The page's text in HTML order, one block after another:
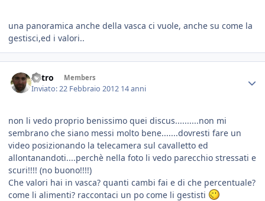
una panoramica anche della vasca ci vuole, anche su come la
gestisci,ed i valori..
Astro Members
Inviato:22 Febbraio 2012 14 anni
non li vedo proprio benissimo quei discus..........non mi
sembrano che siano messi molto bene.......dovresti fare un
video posizionando la telecamera sul cavalletto ed
allontanandoti....perchè nella foto li vedo parecchio stressati e
scuri!!!! (no buono!!!!)
Che valori hai in vasca? quanti cambi fai e di che percentuale?
come li alimenti? raccontaci un po come li gestisti